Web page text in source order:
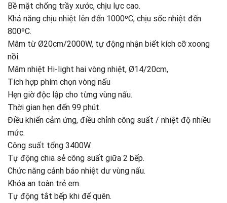
Bề mặt chống trầy xước, chịu lực cao.
Khả năng chịu nhiệt lên đến 1000ºC, chịu sốc nhiệt đến
800ºC.
Mâm từ Ø20cm/2000W, tự động nhận biết kích cỡ xoong
nồi.
Mâm nhiệt Hi-light hai vòng nhiệt, Ø14/20cm,
Tích hợp phím chọn vòng nấu
Hẹn giờ độc lập cho từng vùng nấu.
Thời gian hẹn đến 99 phút.
Điều khiển cảm ứng, điều chỉnh công suất / nhiệt độ nhiều
mức.
Công suất tổng 3400W.
Tự động chia sẻ công suất giữa 2 bếp.
Chức năng cảnh báo nhiệt dư vùng nấu.
Khóa an toàn trẻ em.
Tự động tắt bếp khi để quên.